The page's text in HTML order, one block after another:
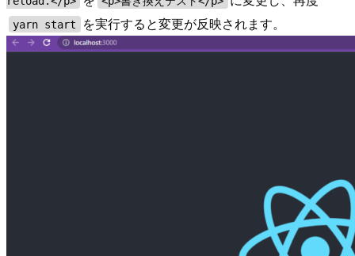
yarn start を実行すると変更が反映されます。